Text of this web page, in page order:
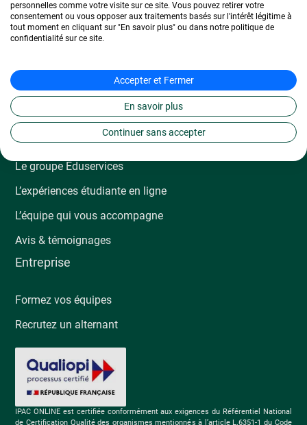
Les études en alternance
Réorientation professionnelle
Notre École en ligne
L’École Ipac
Le groupe Éduservices
L’expériences étudiante en ligne
L’équipe qui vous accompagne
Avis & témoignages
Entreprise
Formez vos équipes
Recrutez un alternant
IPAC ONLINE est certifiée conformément aux exigences du Référentiel National
de Certification Qualité des organismes mentionnés à l’article L.6351-1 du Code
personnelles comme votre visite sur ce site. Vous pouvez retirer votre
consentement ou vous opposer aux traitements basés sur l'intérêt légitime à
tout moment en cliquant sur "En savoir plus" ou dans notre politique de
confidentialité sur ce site.
Accepter et Fermer
En savoir plus
Continuer sans accepter